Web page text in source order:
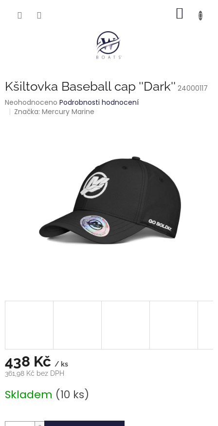
Kšiltovka Baseball cap ''Dark'' 24000117
Průměrné
hodnocení
Neohodnoceno Podrobnosti hodnocení
Značka:Mercury Marine
438 Kč / ks
361,98 Kč bez DPH
cena:
Skladem (10 ks)